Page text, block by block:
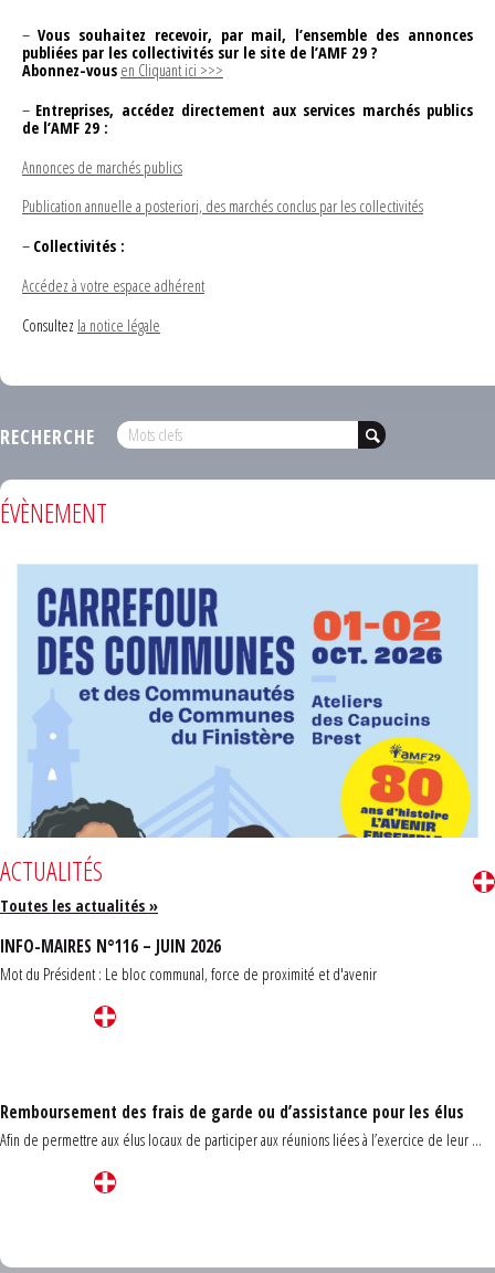
– Vous souhaitez recevoir, par mail, l’ensemble des annonces
publiées par les collectivités sur le site de l’AMF 29 ?
Abonnez-vous en Cliquant ici >>>
– Entreprises, accédez directement aux services marchés publics
de l’AMF 29 :
Annonces de marchés publics
Publication annuelle a posteriori, des marchés conclus par les collectivités
– Collectivités :
Accédez à votre espace adhérent
Consultez la notice légale
RECHERCHE
ÉVÈNEMENT
ACTUALITÉS
Toutes les actualités »
INFO-MAIRES N°116 – JUIN 2026
Mot du Président : Le bloc communal, force de proximité et d'avenir
Remboursement des frais de garde ou d’assistance pour les élus
Afin de permettre aux élus locaux de participer aux réunions liées à l’exercice de leur ...